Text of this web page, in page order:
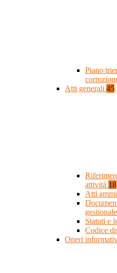
Piano
Atti generali 45
attività 18
Atti
gestionale
Statuti e
Codice
Oneri